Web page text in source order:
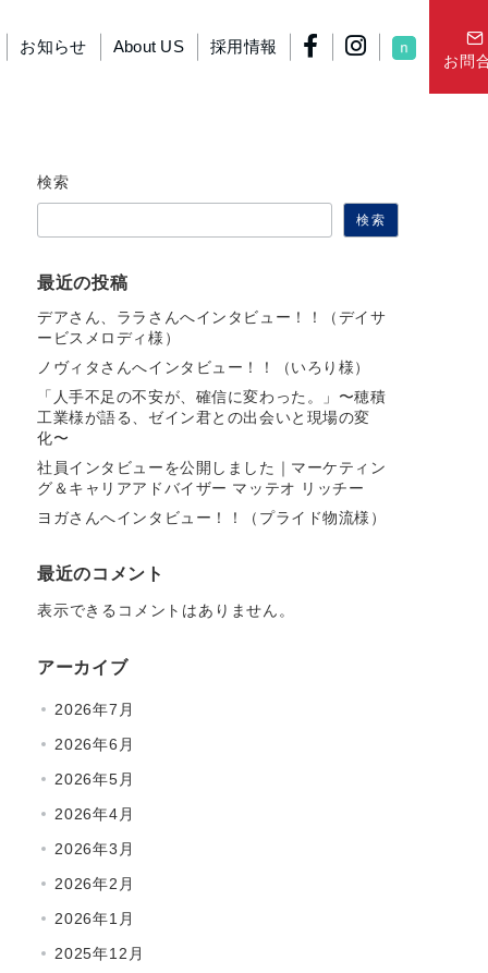
お知らせ About US 採用情報
お問
検索
検索
最近の投稿
デアさん、ララさんへインタビュー！！（デイサ
ービスメロディ様）
ノヴィタさんへインタビュー！！（いろり様）
「人手不足の不安が、確信に変わった。」〜穂積
工業様が語る、ゼイン君との出会いと現場の変
化〜
社員インタビューを公開しました｜マーケティン
グ＆キャリアアドバイザー マッテオ リッチー
ヨガさんへインタビュー！！（プライド物流様）
最近のコメント
表示できるコメントはありません。
アーカイブ
2026年7月
2026年6月
2026年5月
2026年4月
2026年3月
2026年2月
2026年1月
2025年12月